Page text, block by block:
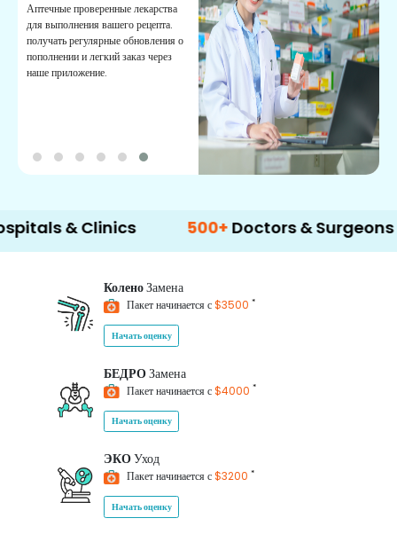
Аптечные проверенные лекарства
для выполнения вашего рецепта.
получать регулярные обновления о
пополнении и легкий заказ через
наше приложение.
& Clinics Doctors & Surgeons
КоленоЗамена
Пакет начинается с$3500 *
Начать оценку
БЕДРОЗамена
Пакет начинается с$4000 *
Начать оценку
ЭКОУход
Пакет начинается с$3200 *
Начать оценку